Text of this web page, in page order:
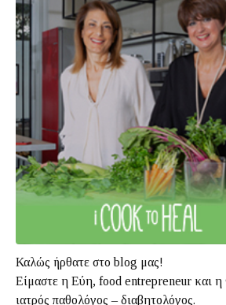
Καλώς ήρθατε στο blog μας!
Είμαστε η Εύη, food entrepreneur και η
ιατρός παθολόγος – διαβητολόγος.